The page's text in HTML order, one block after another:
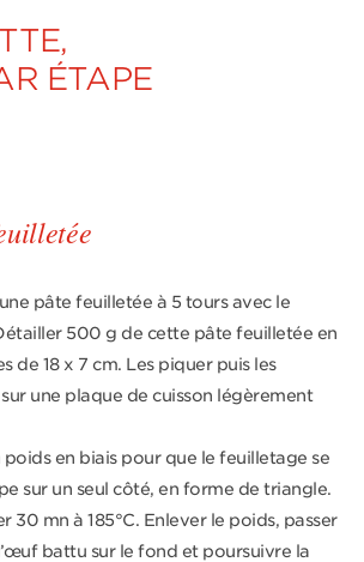
ÉTAPE
pâte feuilletée à 5 tours avec le
500 g de cette pâte feuilletée en
de 18 x 7 cm. Les piquer puis les
une plaque de cuisson légèrement
poids en biais pour que le feuilletage se
sur un seul côté, en forme de triangle.
30 mn à 185°C. Enlever le poids, passer
battu sur le fond et poursuivre la